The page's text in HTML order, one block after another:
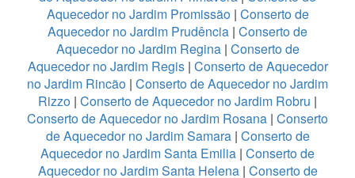
Aquecedor no Jardim Promissão| Conserto de
Aquecedor no Jardim Prudência | Conserto de
Aquecedor no Jardim Regina| Conserto de
Aquecedor no Jardim Regis| Conserto de Aquecedor
no Jardim Rincão | Conserto de Aquecedor no Jardim
Rizzo | Conserto de Aquecedor no Jardim Robru |
Conserto de Aquecedor no Jardim Rosana | Conserto
de Aquecedor no Jardim Samara| Conserto de
Aquecedor no Jardim Santa Emilia | Conserto de
Aquecedor no Jardim Santa Helena| Conserto de